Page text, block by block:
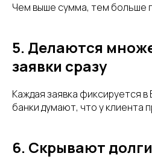
Чем выше сумма, тем больше
5. Делаются
заявки сразу
Каждая заявка фиксируется в
банки думают, что у клиента
6. Скрывают